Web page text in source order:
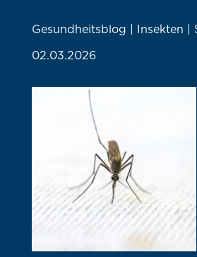
Gesundheitsblog | Insekten |
02.03.2026